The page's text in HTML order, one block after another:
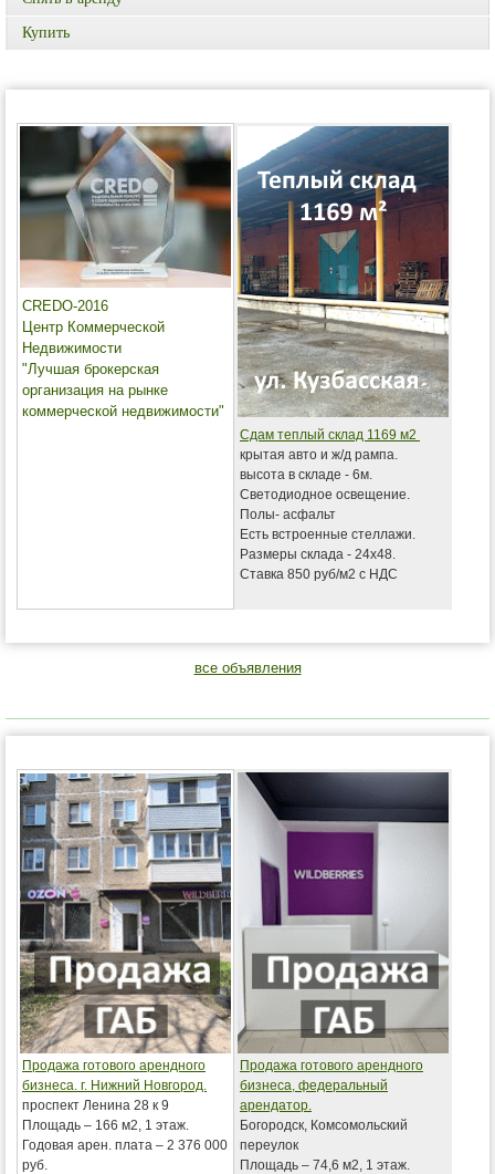
Купить
CREDO-2016
Центр Коммерческой
Недвижимости
"Лучшая брокерская
организация на рынке
коммерческой недвижимости"
Сдам теплый склад 1169 м2
крытая авто и ж/д рампа.
высота в складе - 6м.
Светодиодное освещение.
Полы- асфальт
Есть встроенные стеллажи.
Размеры склада - 24х48.
Ставка 850 руб/м2 с НДС
все объявления
Продажа готового арендного
бизнеса. г. Нижний Новгород.
проспект Ленина 28 к 9
Площадь – 166 м2, 1 этаж.
Годовая арен. плата – 2 376 000
руб.
Продажа готового арендного
бизнеса, федеральный
арендатор.
Богородск, Комсомольский
переулок
Площадь – 74,6 м2, 1 этаж.